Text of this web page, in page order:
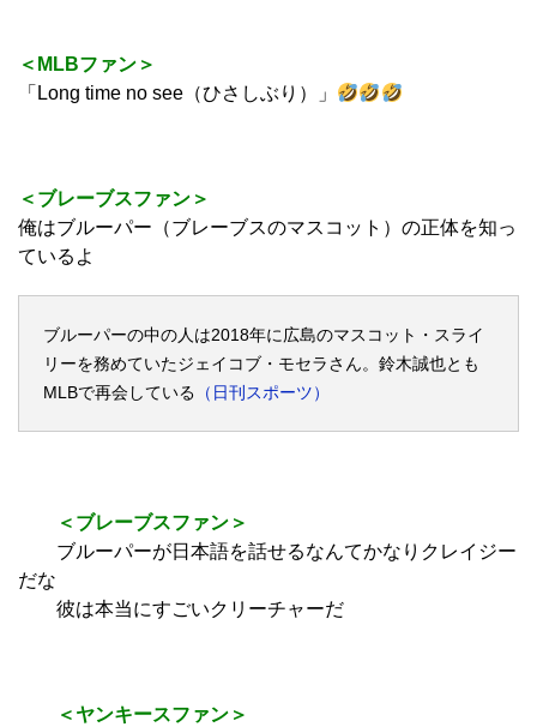
＜MLBファン＞
「Long time no see（ひさしぶり）」
＜ブレーブスファン＞
俺はブルーパー（ブレーブスのマスコット）の正体を知っ
ているよ
ブルーパーの中の人は2018年に広島のマスコット・スライ
リーを務めていたジェイコブ・モセラさん。鈴木誠也とも
MLBで再会している （日刊スポーツ）
＜ブレーブスファン＞
ブルーパーが日本語を話せるなんてかなりクレイジー
だな
彼は本当にすごいクリーチャーだ
＜ヤンキースファン＞